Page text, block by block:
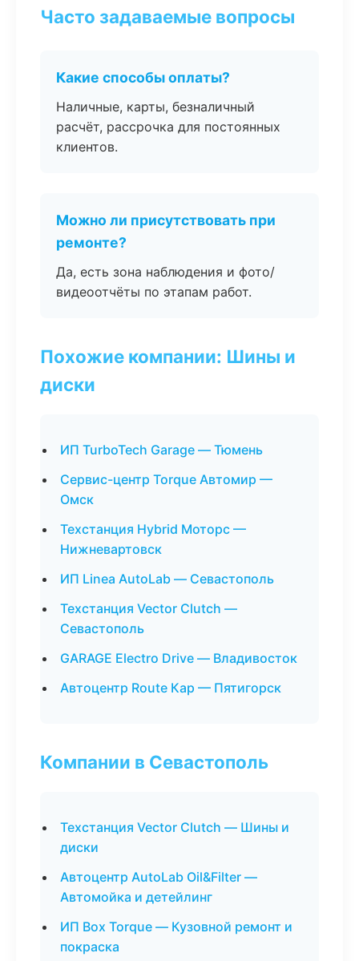
Часто задаваемые вопросы
Какие способы оплаты?
Наличные, карты, безналичный
расчёт, рассрочка для постоянных
клиентов.
Можно ли присутствовать при
ремонте?
Да, есть зона наблюдения и фото/
видеоотчёты по этапам работ.
Похожие компании: Шины и
диски
ИП TurboTech Garage — Тюмень
Сервис-центр Torque Автомир —
Омск
Техстанция Hybrid Моторс —
Нижневартовск
ИП Linea AutoLab — Севастополь
Техстанция Vector Clutch —
Севастополь
GARAGE Electro Drive — Владивосток
Автоцентр Route Кар — Пятигорск
Компании в Севастополь
Техстанция Vector Clutch — Шины и
диски
Автоцентр AutoLab Oil&Filter —
Автомойка и детейлинг
ИП Box Torque — Кузовной ремонт и
покраска